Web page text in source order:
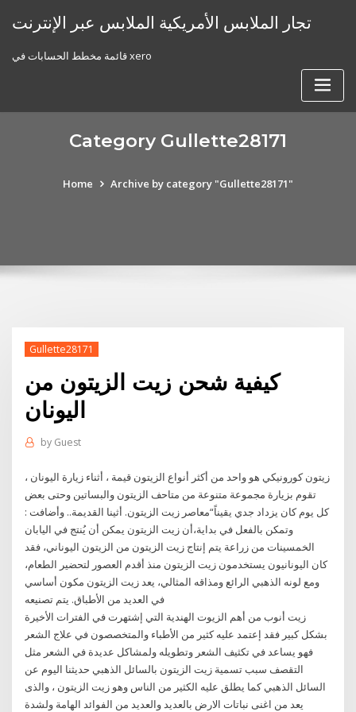
تجار الملابس الأمريكية الملابس عبر الإنترنت
قائمة مخطط الحسابات في xero
Category Gullette28171
Home Archive by category "Gullette28171"
Gullette28171
كيفية شحن زيت الزيتون من
اليونان
by Guest
زيتون كورونيكي هو واحد من أكثر أنواع الزيتون قيمة ، أثناء زيارة اليونان ،
تقوم بزيارة مجموعة متنوعة من متاحف الزيتون والبساتين وحتى بعض
معاصر زيت الزيتون. أثينا القديمة.. وأضافت‭: ‬“كل‭ ‬يوم‭ ‬كان‭ ‬يزداد‭ ‬جدي‭ ‬يقيناً‭
‬أن‭ ‬زيت‭ ‬الزيتون‭ ‬يمكن‭ ‬أن‭ ‬يُنتج‭ ‬في‭ ‬اليابان،‭ ‬وتمكن‭ ‬بالفعل‭ ‬في‭ ‬بداية‭
‬الخمسينات‭ ‬من‭ ‬زراعة يتم إنتاج زيت الزيتون من الزيتون اليوناني، فقد
كان اليونانيون يستخدمون زيت الزيتون منذ أقدم العصور لتحضير الطعام،
ومع لونه الذهبي الرائع ومذاقه المثالي، يعد زيت الزيتون مكون أساسي
في العديد من الأطباق. يتم تصنيعه
زيت أنوب من أهم الزيوت الهندية التي إشتهرت في الفترات الأخيرة
بشكل كبير فقد إعتمد عليه كثير من الأطباء والمتخصصون في علاج الشعر
فهو يساعد في تكثيف الشعر وتطويله ولمشاكل عديدة في الشعر مثل
التقصف سبب تسمية زيت الزيتون بالسائل الذهبي حديثنا اليوم عن
السائل الذهبي كما يطلق عليه الكثير من الناس وهو زيت الزيتون ، والذى
يعد من اغنى نباتات الارض بالعديد والعديد من الفوائد الهامة ولشدة